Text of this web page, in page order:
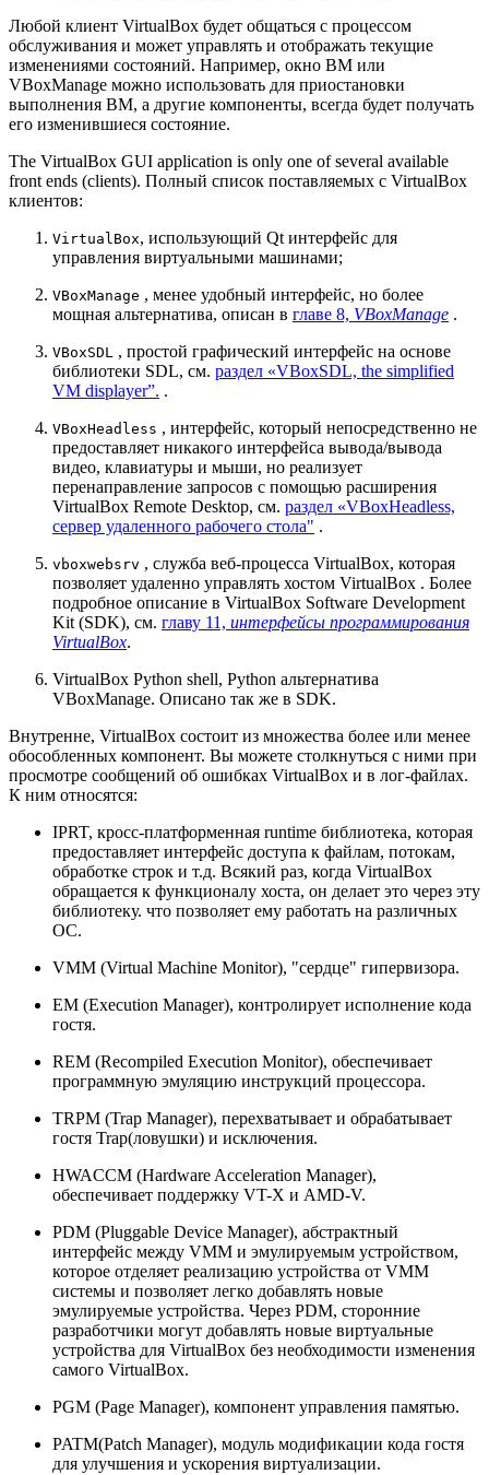
Любой клиент VirtualBox будет общаться с процессом
обслуживания и может управлять и отображать текущие
изменениями состояний. Например, окно ВМ или
VBoxManage можно использовать для приостановки
выполнения ВМ, а другие компоненты, всегда будет получать
его изменившиеся состояние.
The VirtualBox GUI application is only one of several available
front ends (clients). Полный список поставляемых с VirtualBox
клиентов:
VirtualBox, использующий Qt интерфейс для
управления виртуальными машинами;
VBoxManage , менее удобный интерфейс, но более
мощная альтернатива, описан в главе 8, VBoxManage .
VBoxSDL , простой графический интерфейс на основе
библиотеки SDL, см. раздел «VBoxSDL, the simplified
VM displayer”. .
VBoxHeadless , интерфейс, который непосредственно не
предоставляет никакого интерфейса вывода/вывода
видео, клавиатуры и мыши, но реализует
перенаправление запросов с помощью расширения
VirtualBox Remote Desktop, см. раздел «VBoxHeadless,
сервер удаленного рабочего стола" .
vboxwebsrv , служба веб-процесса VirtualBox, которая
позволяет удаленно управлять хостом VirtualBox . Более
подробное описание в VirtualBox Software Development
Kit (SDK), см. главу 11, интерфейсы программирования
VirtualBox.
VirtualBox Python shell, Python альтернатива
VBoxManage. Описано так же в SDK.
Внутренне, VirtualBox состоит из множества более или менее
обособленных компонент. Вы можете столкнуться с ними при
просмотре сообщений об ошибках VirtualBox и в лог-файлах.
К ним относятся:
IPRT, кросс-платформенная runtime библиотека, которая
предоставляет интерфейс доступа к файлам, потокам,
обработке строк и т.д. Всякий раз, когда VirtualBox
обращается к функционалу хоста, он делает это через эту
библиотеку. что позволяет ему работать на различных
ОС.
VMM (Virtual Machine Monitor), "сердце" гипервизора.
EM (Execution Manager), контролирует исполнение кода
гостя.
REM (Recompiled Execution Monitor), обеспечивает
программную эмуляцию инструкций процессора.
TRPM (Trap Manager), перехватывает и обрабатывает
гостя Trap(ловушки) и исключения.
HWACCM (Hardware Acceleration Manager),
обеспечивает поддержку VT-X и AMD-V.
PDM (Pluggable Device Manager), абстрактный
интерфейс между VMM и эмулируемым устройством,
которое отделяет реализацию устройства от VMM
системы и позволяет легко добавлять новые
эмулируемые устройства. Через PDM, сторонние
разработчики могут добавлять новые виртуальные
устройства для VirtualBox без необходимости изменения
самого VirtualBox.
PGM (Page Manager), компонент управления памятью.
PATM(Patch Manager), модуль модификации кода гостя
для улучшения и ускорения виртуализации.